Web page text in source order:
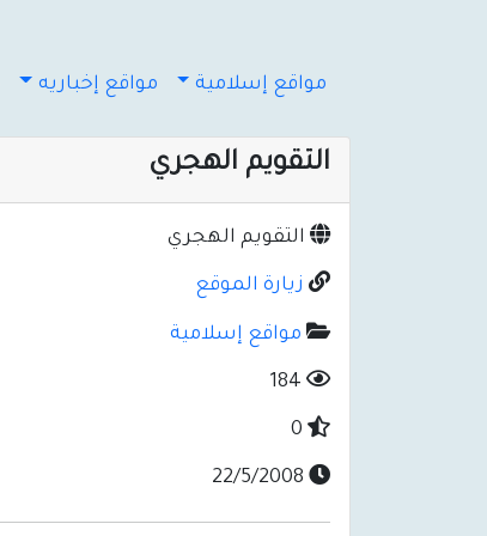
مواقع إسلامية مواقع إخباريه
التقويم الهجري
التقويم الهجري
زيارة الموقع
مواقع إسلامية